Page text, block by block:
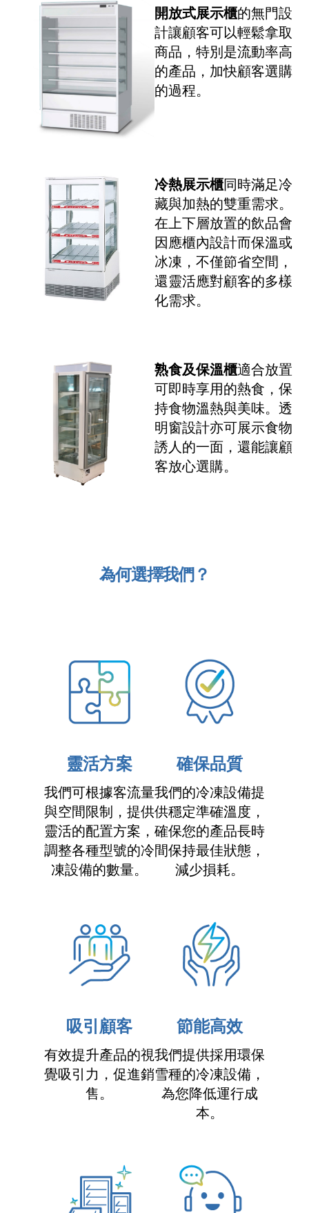
開放式展示櫃的無門設
計讓顧客可以輕鬆拿取
商品，特別是流動率高
的產品，加快顧客選購
的過程。
冷熱展示櫃同時滿足冷
藏與加熱的雙重需求。
在上下層放置的飲品會
因應櫃內設計而保溫或
冰凍，不僅節省空間，
還靈活應對顧客的多樣
化需求。
熟食及保溫櫃適合放置
可即時享用的熱食，保
持食物溫熱與美味。透
明窗設計亦可展示食物
誘人的一面，還能讓顧
客放心選購。
為何選擇我們？
靈活方案
我們可根據客流量
與空間限制，提供
靈活的配置方案，
調整各種型號的冷
凍設備的數量。
確保品質
我們的冷凍設備提
供穩定準確溫度，
確保您的產品長時
間保持最佳狀態，
減少損耗。
吸引顧客
有效提升產品的視
覺吸引力，促進銷
售。
節能高效
我們提供採用環保
雪種的冷凍設備，
為您降低運行成
本。